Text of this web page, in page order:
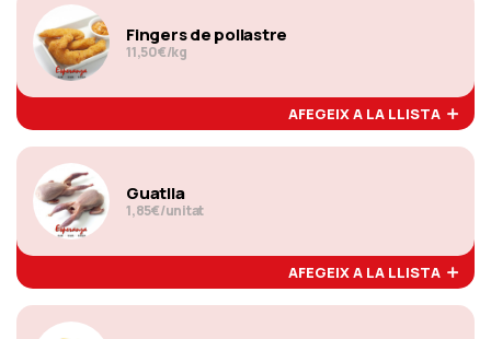
Fingers de pollastre
11,50€/kg
AFEGEIX A LA LLISTA
Guatlla
1,85€/unitat
AFEGEIX A LA LLISTA